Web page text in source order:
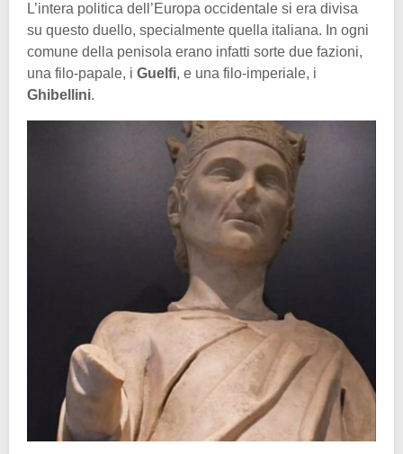
L’intera politica dell’Europa occidentale si era divisa
su questo duello, specialmente quella italiana. In ogni
comune della penisola erano infatti sorte due fazioni,
una filo-papale, i Guelfi, e una filo-imperiale, i
Ghibellini.